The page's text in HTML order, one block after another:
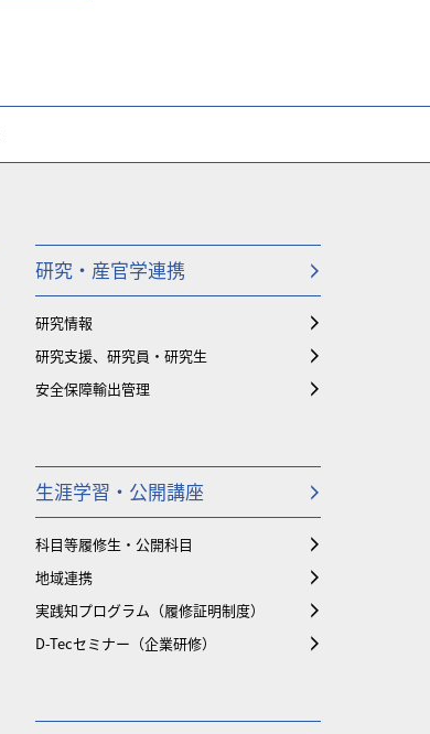
研究・産官学連携
研究情報
研究支援、研究員・研究生
安全保障輸出管理
生涯学習・公開講座
科目等履修生・公開科目
地域連携
実践知プログラム（履修証明制度）
D-Tecセミナー（企業研修）